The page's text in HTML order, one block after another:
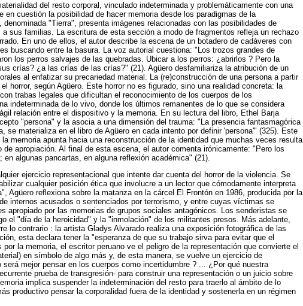
del resto corporal, vinculado indeterminada y problemáticamente con una
en cuestión la posibilidad de hacer memoria desde los paradigmas de la
"Tierra", presenta imágenes relacionadas con las posibilidades de
sus familias. La escritura de esta sección a modo de fragmentos refleja un rechazo
En uno de ellos, el autor describe la escena de un botadero de cadáveres con
buscando entre la basura. La voz autorial cuestiona: "Los trozos grandes de
los perros salvajes de las quebradas. Ubicar a los perros: ¿abrirlos ? Pero la
crías? ¿a las crías de las crías?" (21). Agüero desfamiliariza la atribución de un
al enfatizar su precariedad material. La (re)construcción de una persona a partir
horror, según Agüero. Este horror no es figurado, sino una realidad concreta: la
trabas legales que dificultan el reconocimiento de los cuerpos de los
indeterminada de lo vivo, donde los últimos remanentes de lo que se considera
relación entre el dispositivo y la memoria. En su lectura del libro, Ethel Barja
"persona" y la asocia a una dimensión del trauma: "La presencia fantasmagórica
se materializa en el libro de Agüero en cada intento por definir 'persona'" (325). Este
memoria apunta hacia una reconstrucción de la identidad que muchas veces resulta
apropiación. Al final de esta escena, el autor comenta irónicamente: "Pero los
algunas pancartas, en alguna reflexión académica" (21).
ejercicio representacional que intente dar cuenta del horror de la violencia. Se
cualquier posición ética que involucre a un lector que cómodamente interpreta
Agüero reflexiona sobre la matanza en la cárcel El Frontón en 1986, producida por la
internos acusados o sentenciados por terrorismo, y entre cuyas víctimas se
apropiado por las memorias de grupos sociales antagónicos. Los senderistas se
el "día de la heroicidad" y la "inmolación" de los militantes presos. Más adelante,
lo contrario : la artista Gladys Alvarado realiza una exposición fotográfica de las
esta declara tener la "esperanza de que su trabajo sirva para evitar que el
la memoria, el escritor peruano ve el peligro de la representación que convierte el
en símbolo de algo más y, de esta manera, se vuelve un ejercicio de
mejor pensar en los cuerpos como incertidumbre ? ... ¿Por qué nuestra
prueba de transgresión- para construir una representación o un juicio sobre
implica suspender la indeterminación del resto para traerlo al ámbito de lo
productivo pensar la corporalidad fuera de la identidad y sostenerla en un régimen